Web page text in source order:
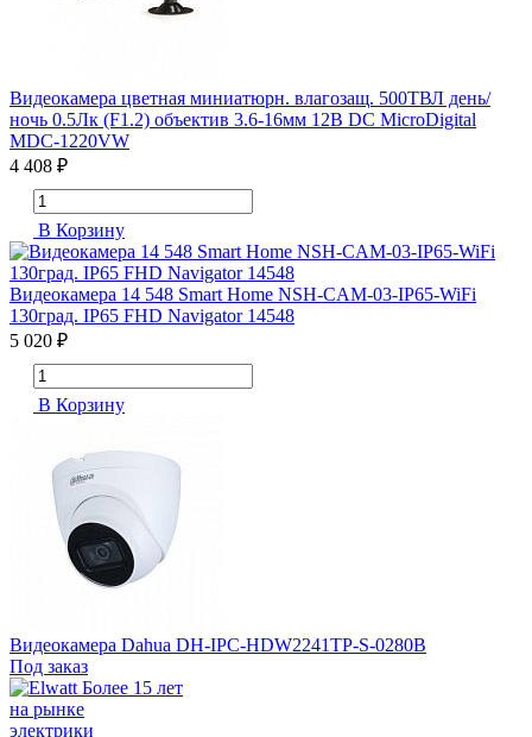
Видеокамера цветная миниатюрн. влагозащ. 500ТВЛ день/
ночь 0.5Лк (F1.2) объектив 3.6-16мм 12В DC MicroDigital
MDC-1220VW
4 408 ₽
В Корзину
Видеокамера 14 548 Smart Home NSH-CAM-03-IP65-WiFi
130град. IP65 FHD Navigator 14548
5 020 ₽
В Корзину
Видеокамера Dahua DH-IPC-HDW2241TP-S-0280B
Под заказ
Более 15 лет
на рынке
электрики